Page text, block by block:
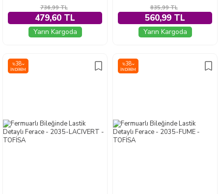
736,99TL
479,60 TL
Yarın Kargoda
835,99TL
560,99 TL
Yarın Kargoda
%38
İNDIRIM
%38
İNDIRIM